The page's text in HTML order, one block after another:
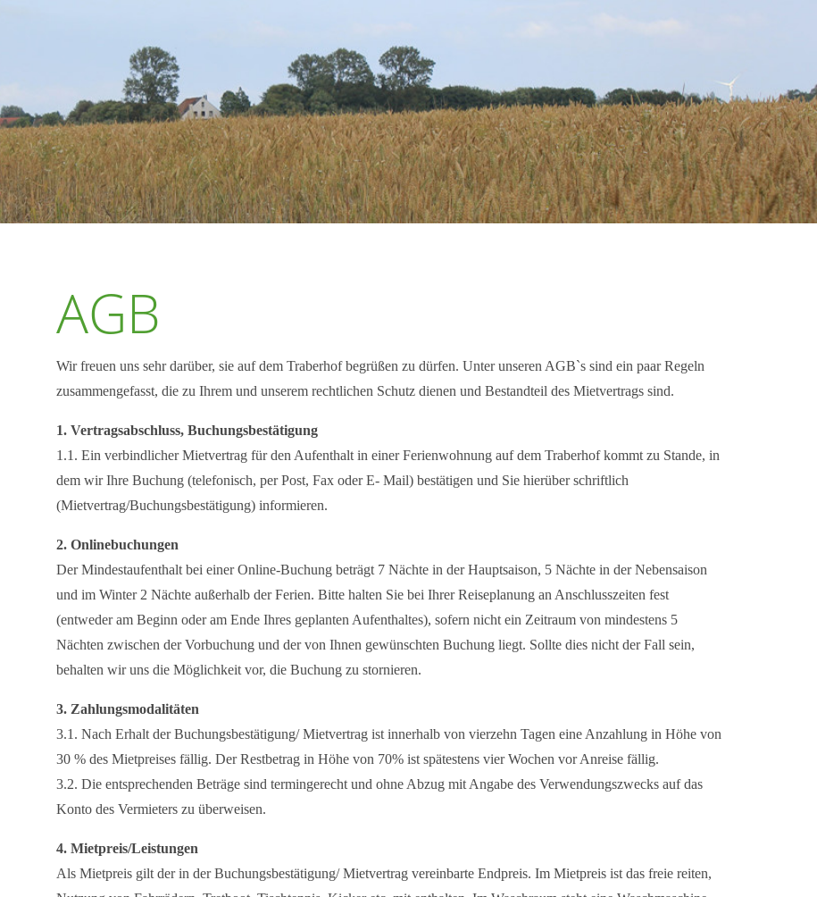
AGB
Wir freuen uns sehr darüber, sie auf dem Traberhof begrüßen zu dürfen. Unter unseren AGB`s sind ein paar Regeln
zusammengefasst, die zu Ihrem und unserem rechtlichen Schutz dienen und Bestandteil des Mietvertrags sind.
1. Vertragsabschluss, Buchungsbestätigung
1.1. Ein verbindlicher Mietvertrag für den Aufenthalt in einer Ferienwohnung auf dem Traberhof kommt zu Stande, in
dem wir Ihre Buchung (telefonisch, per Post, Fax oder E- Mail) bestätigen und Sie hierüber schriftlich
(Mietvertrag/Buchungsbestätigung) informieren.
2. Onlinebuchungen
Der Mindestaufenthalt bei einer Online-Buchung beträgt 7 Nächte in der Hauptsaison, 5 Nächte in der Nebensaison
und im Winter 2 Nächte außerhalb der Ferien. Bitte halten Sie bei Ihrer Reiseplanung an Anschlusszeiten fest
(entweder am Beginn oder am Ende Ihres geplanten Aufenthaltes), sofern nicht ein Zeitraum von mindestens 5
Nächten zwischen der Vorbuchung und der von Ihnen gewünschten Buchung liegt. Sollte dies nicht der Fall sein,
behalten wir uns die Möglichkeit vor, die Buchung zu stornieren.
3. Zahlungsmodalitäten
3.1. Nach Erhalt der Buchungsbestätigung/ Mietvertrag ist innerhalb von vierzehn Tagen eine Anzahlung in Höhe von
30 % des Mietpreises fällig. Der Restbetrag in Höhe von 70% ist spätestens vier Wochen vor Anreise fällig.
3.2. Die entsprechenden Beträge sind termingerecht und ohne Abzug mit Angabe des Verwendungszwecks auf das
Konto des Vermieters zu überweisen.
4. Mietpreis/Leistungen
Als Mietpreis gilt der in der Buchungsbestätigung/ Mietvertrag vereinbarte Endpreis. Im Mietpreis ist das freie reiten,